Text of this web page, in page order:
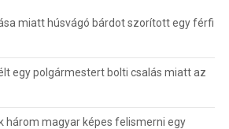
miatt húsvágó bárdot szorított egy férfi
egy polgármestert bolti csalás miatt az
három magyar képes felismerni egy